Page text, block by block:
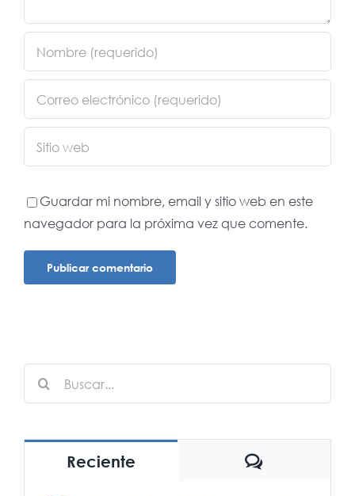
Guardar mi nombre, email y sitio web en este
navegador para la próxima vez que comente.
Buscar:
Reciente